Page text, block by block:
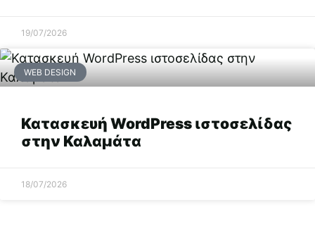
19/07/2026
WEB DESIGN
Κατασκευή WordPress ιστοσελίδας
στην Καλαμάτα
18/07/2026